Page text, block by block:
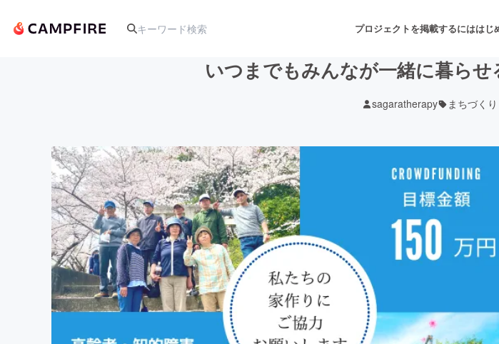
プロジェクトを掲載するにははじ
アート・写真
テクノロジー・ガジェット
映像・映画 書籍・雑誌出版
ビジネス・起業 チャレンジ
まちづくり・地域活性化
いつまでもみんなが一緒に暮らせ
sagaratherapy まちづく